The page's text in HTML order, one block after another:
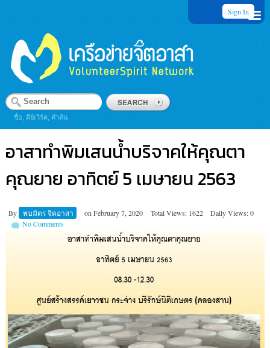
Sign In
ชื่อ, คีย์เวิร์ด, คำค้น
อาสาทำพิมเสนน้ำบริจาคให้คุณตา
คุณยาย อาทิตย์ 5 เมษายน 2563
By พบมิตร จิตอาสา on February 7, 2020 Total Views: 1622
Daily Views: 0
No Comments